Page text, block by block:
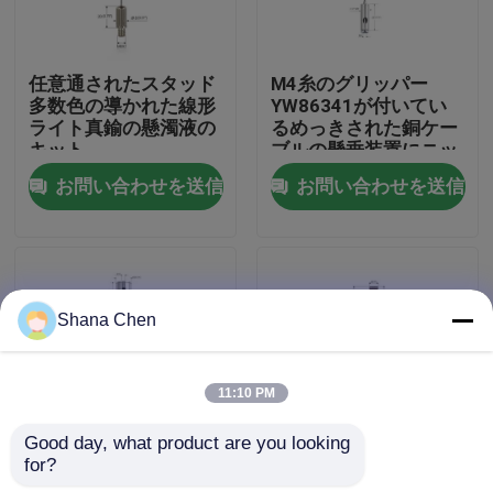
私達について
工場旅行
品質管理
私達に連絡しなさい
引用を要求しなさい
任意通されたスタッド
多数色の導かれた線形
ライト真鍮の懸濁液の
キット
お問い合わせを送信
M4糸のグリッパー
YW86341が付いてい
るめっきされた銅ケー
ブルの懸垂装置にニッ
ケルを被せなさい
お問い合わせを送信
天井灯の懸濁液のキッ
Shana Chen
11:10 PM
Good day, what product are you looking
for?